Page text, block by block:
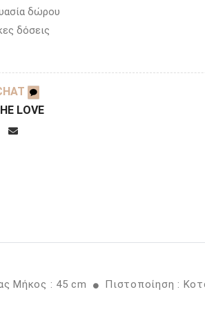
δώρου
δόσεις
LOVE
Μήκος : 45 cm Πιστοποίηση :